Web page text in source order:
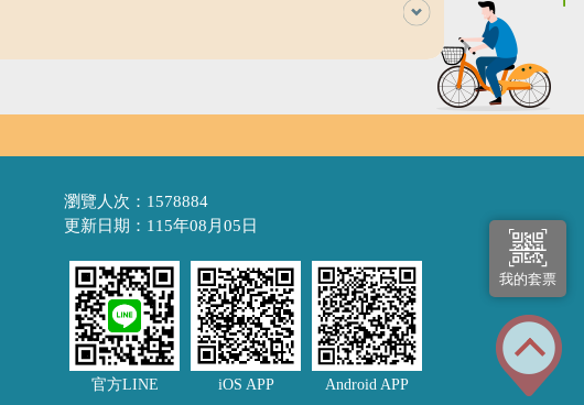
瀏覽人次：1578884
更新日期：115年08月05日
官方LINE iOS APP Android APP
我的套票